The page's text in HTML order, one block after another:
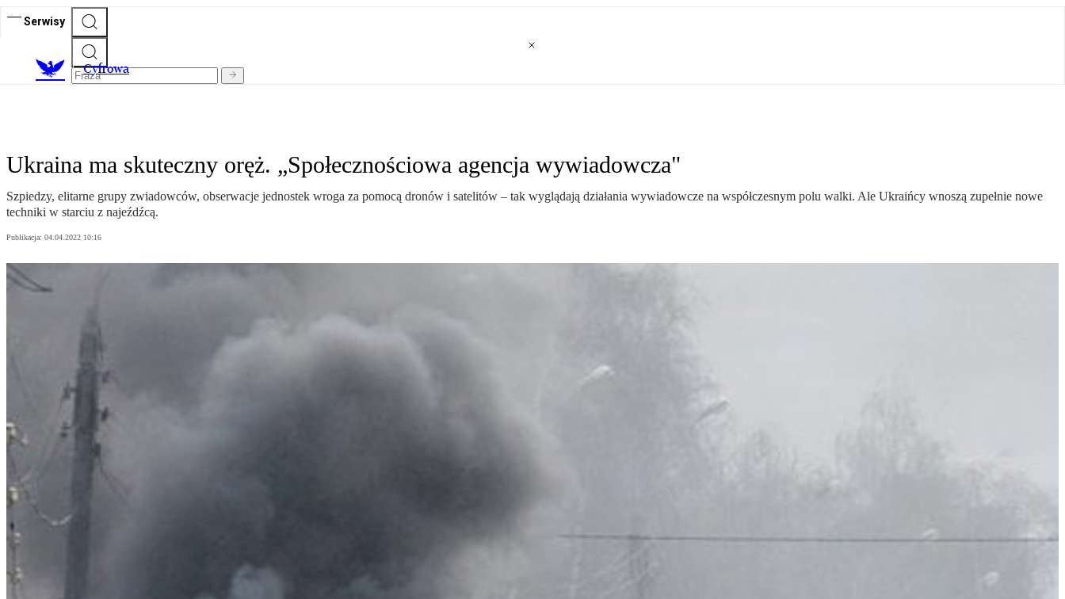
Serwisy
Cyfrowa
Ukraina ma skuteczny oręż. „Społecznościowa agencja wywiadowcza"
Szpiedzy, elitarne grupy zwiadowców, obserwacje jednostek wroga za pomocą dronów i satelitów – tak wyglądają działania wywiadowcze na współczesnym polu walki. Ale Ukraińcy wnoszą zupełnie nowe
techniki w starciu z najeźdźcą.
Publikacja: 04.04.2022 10:16